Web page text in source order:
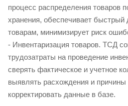
процесс распределения товаров
хранения, обеспечивает
товарам, минимизирует риск
- Инвентаризация товаров. ТСД
трудозатраты на проведение
сверять фактическое и учетное
выявлять расхождения и причины
корректировать данные в базе.